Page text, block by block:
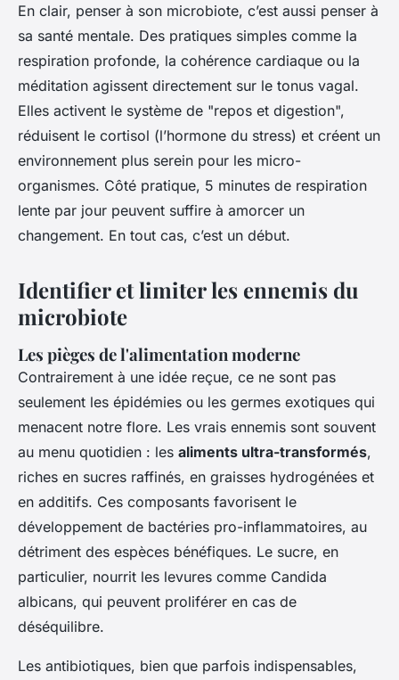
En clair, penser à son microbiote, c’est aussi penser à
sa santé mentale. Des pratiques simples comme la
respiration profonde, la cohérence cardiaque ou la
méditation agissent directement sur le tonus vagal.
Elles activent le système de "repos et digestion",
réduisent le cortisol (l’hormone du stress) et créent un
environnement plus serein pour les micro-
organismes. Côté pratique, 5 minutes de respiration
lente par jour peuvent suffire à amorcer un
changement. En tout cas, c’est un début.
Identifier et limiter les ennemis du
microbiote
Les pièges de l'alimentation moderne
Contrairement à une idée reçue, ce ne sont pas
seulement les épidémies ou les germes exotiques qui
menacent notre flore. Les vrais ennemis sont souvent
au menu quotidien : les aliments ultra-transformés,
riches en sucres raffinés, en graisses hydrogénées et
en additifs. Ces composants favorisent le
développement de bactéries pro-inflammatoires, au
détriment des espèces bénéfiques. Le sucre, en
particulier, nourrit les levures comme Candida
albicans, qui peuvent proliférer en cas de
déséquilibre.
Les antibiotiques, bien que parfois indispensables,